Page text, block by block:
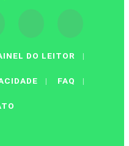
DO LEITOR |
| FAQ |